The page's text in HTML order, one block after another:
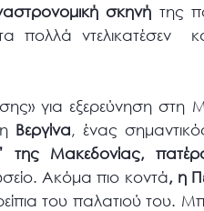
σκηνή της
ντελικατέσεν
για εξερεύνηση στη
Βεργίνα, ένας
της Μακεδονίας,
Ακόμα πιο κοντά, η
του παλατιού του.